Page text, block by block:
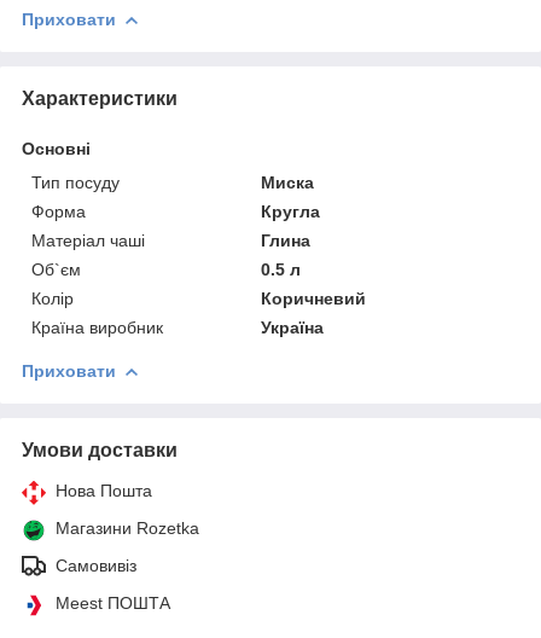
Приховати
Характеристики
Основні
Тип посуду
Миска
Форма
Кругла
Матеріал чаші
Глина
Об`єм
0.5 л
Колір
Коричневий
Країна виробник
Україна
Приховати
Умови доставки
Нова Пошта
Магазини Rozetka
Самовивіз
Meest ПОШТА